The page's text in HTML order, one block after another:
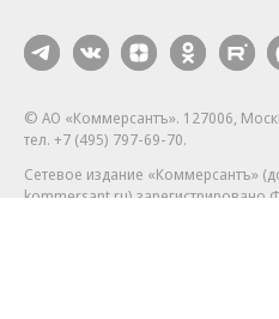
© АО «Коммерсантъ». 127006,
тел. +7 (495) 797-69-70.
Сетевое издание «Коммерсантъ»
kommersant.ru) зарегистрировано